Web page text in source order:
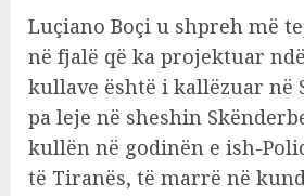
Luçiano Boçi u shpreh më
në fjalë që ka projektuar
kullave është i kallëzuar në
pa leje në sheshin
kullën në godinën e ish-
të Tiranës, të marrë në